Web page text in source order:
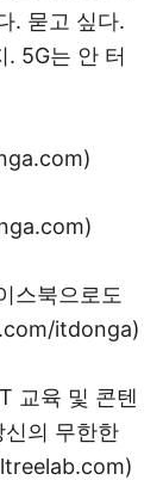
. 묻고 싶다.
. 5G는 안 터
)
스북으로도
itdonga)
교육 및 콘텐
의 무한한
)